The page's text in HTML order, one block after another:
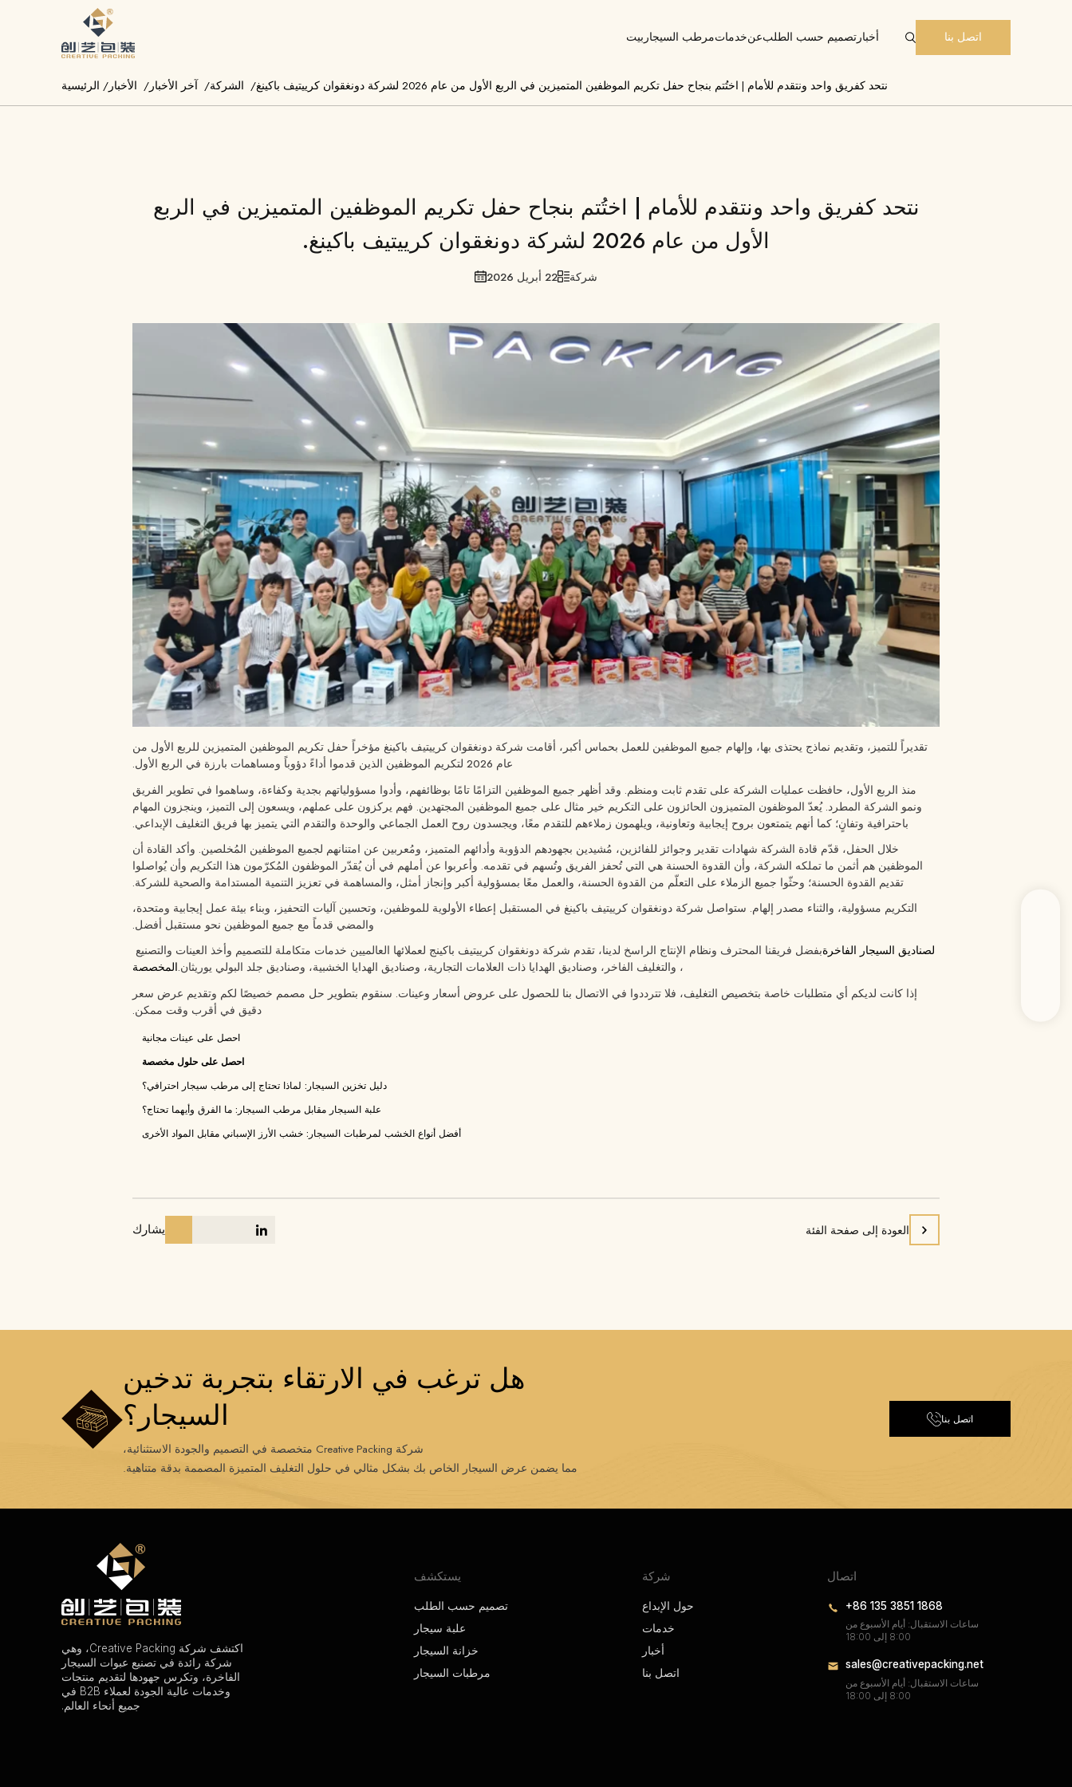
بيت مرطب السيجار
علبة سيجار
خزانة السيجار
خدماتعنتصميم حسب الطلبأخبار اتصل بنا
الرئيسية / الأخبار / آخر الأخبار /الشركة / نتحد كفريق واحد ونتقدم للأمام | اختُتم بنجاح حفل ​​تكريم الموظفين المتميزين في الربع الأول من عام 2026 لشركة دونغقوان كرييتيف باكينغ
نتحد كفريق واحد ونتقدم للأمام | اختُتم بنجاح حفل ​​تكريم الموظفين المتميزين في الربع
الأول من عام 2026 لشركة دونغقوان كرييتيف باكينغ.
22 أبريل 2026 شركة
تقديراً للتميز، وتقديم نماذج يحتذى بها، وإلهام جميع الموظفين للعمل بحماس أكبر، أقامت شركة دونغقوان كرييتيف باكينغ مؤخراً حفل تكريم الموظفين المتميزين للربع الأول من
عام 2026 لتكريم الموظفين الذين قدموا أداءً دؤوباً ومساهمات بارزة في الربع الأول.
منذ الربع الأول، حافظت عمليات الشركة على تقدم ثابت ومنظم. وقد أظهر جميع الموظفين التزامًا تامًا بوظائفهم، وأدوا مسؤولياتهم بجدية وكفاءة، وساهموا في تطوير الفريق
ونمو الشركة المطرد. يُعدّ الموظفون المتميزون الحائزون على التكريم خير مثال على جميع الموظفين المجتهدين. فهم يركزون على عملهم، ويسعون إلى التميز، وينجزون المهام
باحترافية وتفانٍ؛ كما أنهم يتمتعون بروح إيجابية وتعاونية، ويلهمون زملاءهم للتقدم معًا، ويجسدون روح العمل الجماعي والوحدة والتقدم التي يتميز بها فريق التغليف الإبداعي.
خلال الحفل، قدّم قادة الشركة شهادات تقدير وجوائز للفائزين، مُشيدين بجهودهم الدؤوبة وأدائهم المتميز، ومُعربين عن امتنانهم لجميع الموظفين المُخلصين. وأكد القادة أن
الموظفين هم أثمن ما تملكه الشركة، وأن القدوة الحسنة هي التي تُحفز الفريق وتُسهم في تقدمه. وأعربوا عن أملهم في أن يُقدّر الموظفون المُكرّمون هذا التكريم وأن يُواصلوا
تقديم القدوة الحسنة؛ وحثّوا جميع الزملاء على التعلّم من القدوة الحسنة، والعمل معًا بمسؤولية أكبر وإنجاز أمثل، والمساهمة في تعزيز التنمية المستدامة والصحية للشركة.
التكريم مسؤولية، والثناء مصدر إلهام. ستواصل شركة دونغقوان كرييتيف باكينغ في المستقبل إعطاء الأولوية للموظفين، وتحسين آليات التحفيز، وبناء بيئة عمل إيجابية ومتحدة،
والمضي قدماً مع جميع الموظفين نحو مستقبل أفضل.
بفضل فريقنا المحترف ونظام الإنتاج الراسخ لدينا، تقدم شركة دونغقوان كرييتيف باكينج لعملائها العالميين خدمات متكاملة للتصميم وأخذ العينات والتصنيعلصناديق السيجار الفاخرة
المخصصة، والتغليف الفاخر، وصناديق الهدايا ذات العلامات التجارية، وصناديق الهدايا الخشبية، وصناديق جلد البولي يوريثان.
إذا كانت لديكم أي متطلبات خاصة بتخصيص التغليف، فلا تترددوا في الاتصال بنا للحصول على عروض أسعار وعينات. سنقوم بتطوير حل مصمم خصيصًا لكم وتقديم عرض سعر
دقيق في أقرب وقت ممكن.
احصل على عينات مجانية
احصل على حلول مخصصة
دليل تخزين السيجار: لماذا تحتاج إلى مرطب سيجار احترافي؟
علبة السيجار مقابل مرطب السيجار: ما الفرق وأيهما تحتاج؟
أفضل أنواع الخشب لمرطبات السيجار: خشب الأرز الإسباني مقابل المواد الأخرى
يشارك العودة إلى صفحة الفئة
هل ترغب في الارتقاء بتجربة تدخين
السيجار؟
شركة Creative Packing متخصصة في التصميم والجودة الاستثنائية،
مما يضمن عرض السيجار الخاص بك بشكل مثالي في حلول التغليف المتميزة المصممة بدقة متناهية.
اتصل بنا
فيسبوك
يوتيوب
تيك توك
واتساب
انستغرام
اكتشف شركة Creative Packing، وهي
شركة رائدة في تصنيع عبوات السيجار
الفاخرة، وتكرس جهودها لتقديم منتجات
وخدمات عالية الجودة لعملاء B2B في
جميع أنحاء العالم.
يستكشف
تصميم حسب الطلب
علبة سيجار
خزانة السيجار
مرطبات السيجار
شركة
حول الإبداع
خدمات
أخبار
اتصل بنا
اتصال
+86 135 3851 1868
ساعات الاستقبال: أيام الأسبوع من
8:00 إلى 18:00
sales@creativepacking.net
ساعات الاستقبال: أيام الأسبوع من
8:00 إلى 18:00